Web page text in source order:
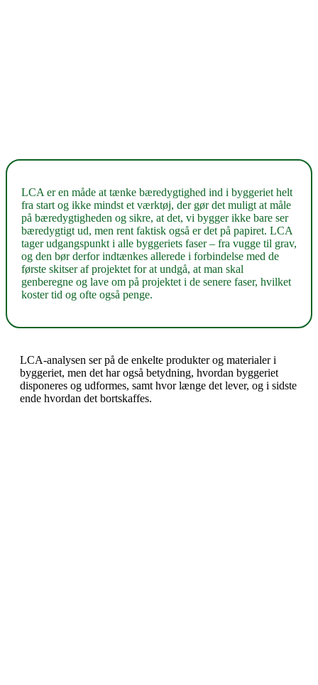
LCA er en måde at tænke bæredygtighed ind i byggeriet helt
fra start og ikke mindst et værktøj, der gør det muligt at måle
på bæredygtigheden og sikre, at det, vi bygger ikke bare ser
bæredygtigt ud, men rent faktisk også er det på papiret. LCA
tager udgangspunkt i alle byggeriets faser – fra vugge til grav,
og den bør derfor indtænkes allerede i forbindelse med de
første skitser af projektet for at undgå, at man skal
genberegne og lave om på projektet i de senere faser, hvilket
koster tid og ofte også penge.
LCA-analysen ser på de enkelte produkter og materialer i
byggeriet, men det har også betydning, hvordan byggeriet
disponeres og udformes, samt hvor længe det lever, og i sidste
ende hvordan det bortskaffes.